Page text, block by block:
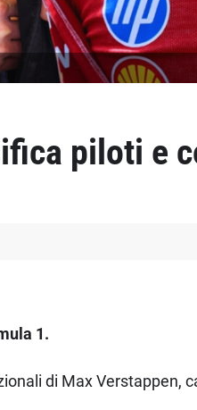
piloti e
1.
di Max Verstappen,